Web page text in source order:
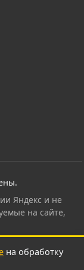
Яндекс и не
на сайте,
на обработку